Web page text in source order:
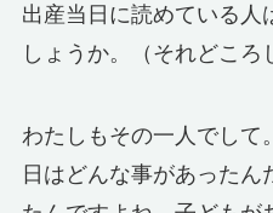
出産当日に読めている人
しょうか。（それどころ
わたしもその一人でして
日はどんな事があったん